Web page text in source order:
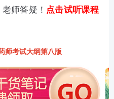
师答疑！ 点击试听课程
师考试大纲第八版